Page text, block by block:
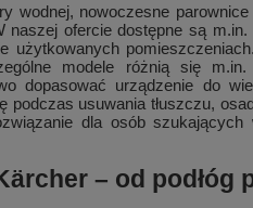
wodnej, nowoczesne
naszej ofercie dostępne są
użytkowanych
modele różnią się
dopasować urządzenie do
podczas usuwania tłuszczu,
dla osób
– od podłóg